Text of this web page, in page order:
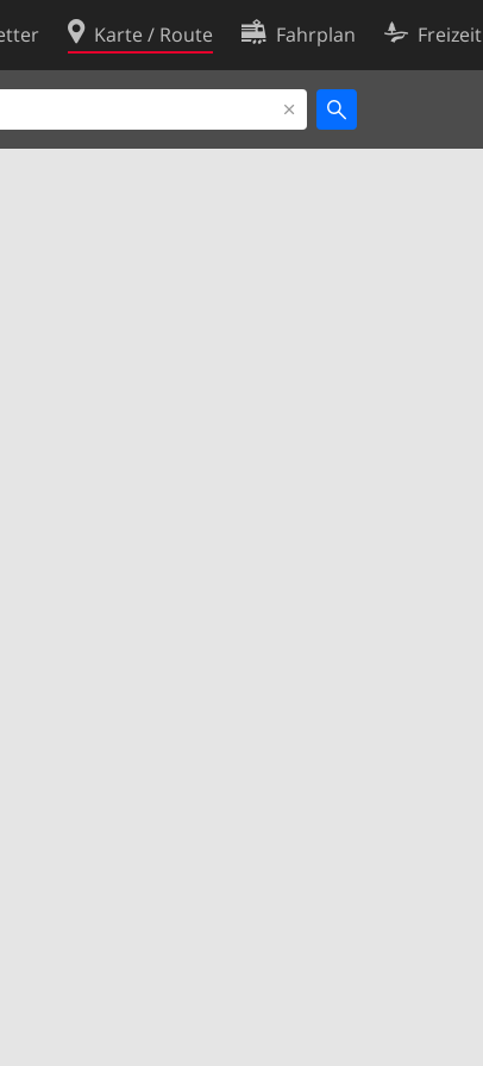
Karte / Route Fahrplan Freizeit
Cookie-Richtlinie
Cookie-Einstellungen